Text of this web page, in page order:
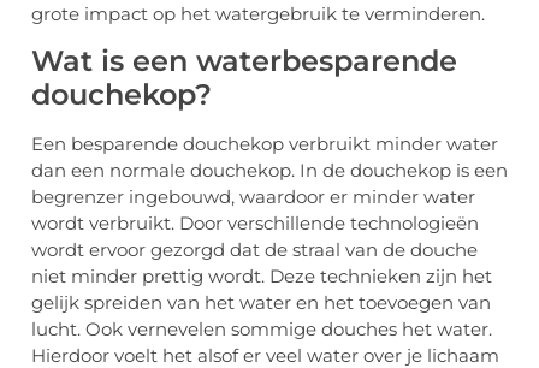
grote impact op het watergebruik te verminderen.
Wat is een waterbesparende
douchekop?
Een besparende douchekop verbruikt minder water
dan een normale douchekop. In de douchekop is een
begrenzer ingebouwd, waardoor er minder water
wordt verbruikt. Door verschillende technologieën
wordt ervoor gezorgd dat de straal van de douche
niet minder prettig wordt. Deze technieken zijn het
gelijk spreiden van het water en het toevoegen van
lucht. Ook vernevelen sommige douches het water.
Hierdoor voelt het alsof er veel water over je lichaam